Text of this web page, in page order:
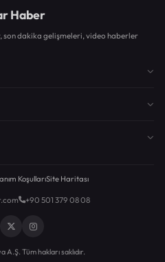
Haber
son dakika gelişmeleri, video haberler
KoşullarıSite Haritası
+90 501 379 08 08
Tüm hakları saklıdır.